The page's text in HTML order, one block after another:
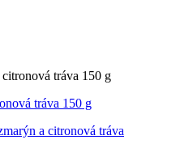
tráva 150 g